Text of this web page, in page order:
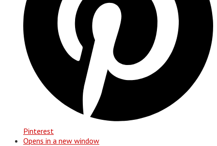
Pinterest
Opens in a new window